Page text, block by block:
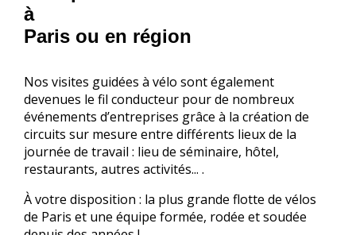
à
Paris ou en région
Nos visites guidées à vélo sont également
devenues le fil conducteur pour de nombreux
événements d’entreprises grâce à la création de
circuits sur mesure entre différents lieux de la
journée de travail : lieu de séminaire, hôtel,
restaurants, autres activités... .
À votre disposition : la plus grande flotte de vélos
de Paris et une équipe formée, rodée et soudée